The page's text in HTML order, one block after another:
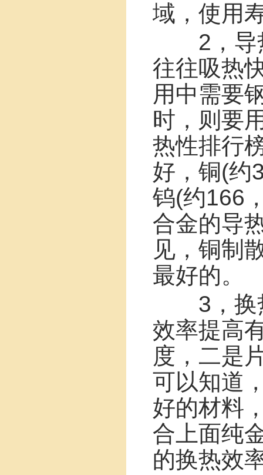
域，使用
2，导热
往往吸热
用中需要
时，则要
热性排行
好，铜(约
钨(约166
合金的导
见，铜制
最好的。
3，换热
效率提高
度，二是
可以知道
好的材料
合上面纯
的换热效